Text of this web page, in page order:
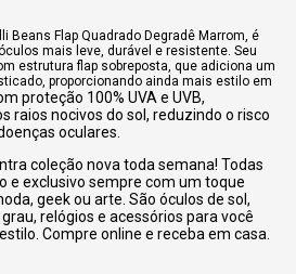
Beans Flap Quadrado Degradê Marrom, é
mais leve, durável e resistente. Seu
estrutura flap sobreposta, que adiciona um
proporcionando ainda mais estilo em
proteção 100% UVA e UVB,
raios nocivos do sol, reduzindo o risco
oculares.
coleção nova toda semana! Todas
e exclusivo sempre com um toque
geek ou arte. São óculos de sol,
relógios e acessórios para você
Compre online e receba em casa.